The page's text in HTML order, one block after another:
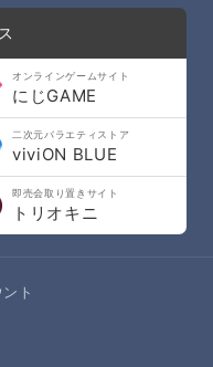
オンラインゲームサイト
にじGAME
二次元バラエティストア
viviON BLUE
即売会取り置きサイト
トリオキニ
ト